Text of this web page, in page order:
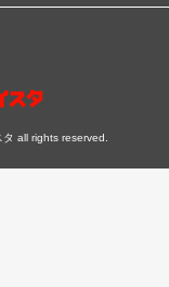
all rights reserved.